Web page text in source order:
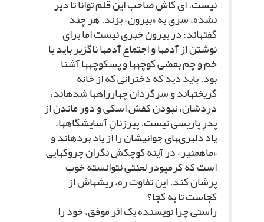
نیست. اى کاش صاحب این قلم توانا تا دیر
نشده، سرى به «بیرون» بزند. هر چند
گفته‏اند: در بیرون خبرى نیست اما براى
نوشتن از آدم‏ها و اجتماع آدم‏ها ناگزیر باید با
خم و چم بعضى کوچه‏ها و پس‏کوچه‏ها آشنا
بود. باید دید که دخترانى که از خانه
گریخته‏اند و سرگردان چهارراهها شده‏اند،
دردشان، نبودن کفش اسکى و دور ماندن از
پدرِ پاریسى نیست. پیرزنانِ آسایشگاهها،
یاد دلبرى‏هاى جوانى‏شان را از یاد برده‏اند و
«ماه‏منیر» در آینه کوچکش نگران چروک‏هایى
است که کرم‏پودر لعنتى نتوانسته خوب
پرشان کند. این تفاوت ره، ریشه‏اش از
کجاست تا به کجا؟
راستى چرا نویسنده یک اثر موفق، خود را